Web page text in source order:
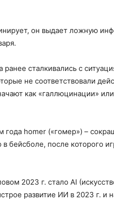
он выдает ложную
сталкивались с
не соответствовали
как «галлюцинации» или
года homer («гомер») –
бейсболе, после которого
2023 г. стало AI
развитие ИИ в 2023 г. и